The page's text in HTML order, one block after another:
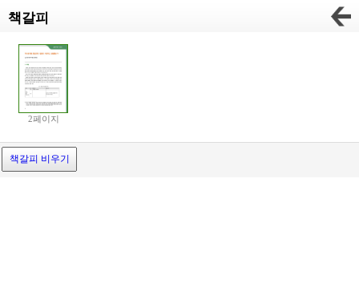
책갈피
2페이지
책갈피 비우기